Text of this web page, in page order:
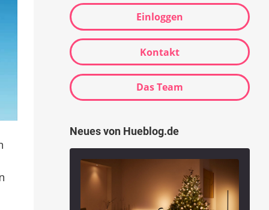
Einloggen
Kontakt
Das Team
Neues von Hueblog.de